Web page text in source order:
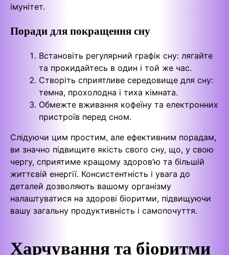
імунітет.
Поради для покращення сну
Встановіть регулярний графік сну: лягайте
та прокидайтесь в один і той же час.
Створіть сприятливе середовище для сну:
темна, прохолодна і тиха кімната.
Обмежте вживання кофеїну та електронних
пристроїв перед сном.
Слідуючи цим простим, але ефективним порадам,
ви значно підвищите якість свого сну, що, у свою
чергу, сприятиме кращому здоров’ю та більшій
життєвій енергії. Консистентність і увага до
деталей дозволяють вашому організму
налаштуватися на здорові біоритми, підвищуючи
вашу загальну продуктивність і самопочуття.
Харчування та біоритми